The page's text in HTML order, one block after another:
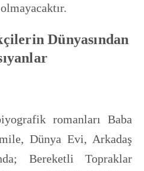
Dünyasından
romanları Baba
Dünya Evi, Arkadaş
Bereketli Topraklar